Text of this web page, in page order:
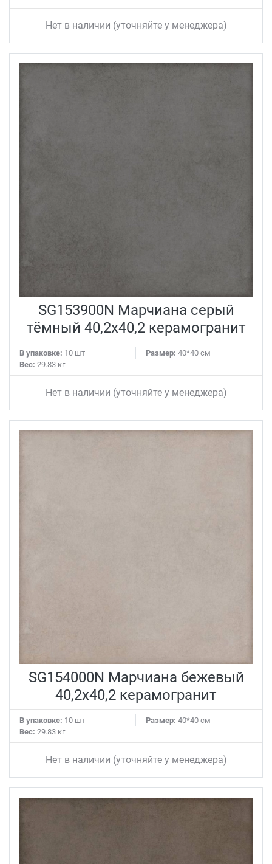
Нет в наличии (уточняйте у менеджера)
SG153900N Марчиана серый
тёмный 40,2x40,2 керамогранит
В упаковке: 10 шт Размер: 40*40 см
Вес: 29.83 кг
Нет в наличии (уточняйте у менеджера)
SG154000N Марчиана бежевый
40,2x40,2 керамогранит
В упаковке: 10 шт Размер: 40*40 см
Вес: 29.83 кг
Нет в наличии (уточняйте у менеджера)